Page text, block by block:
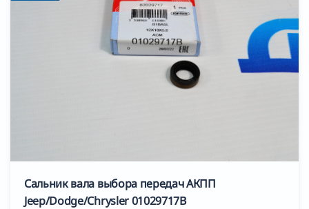
Сальник вала выбора передач АКПП
Jeep/Dodge/Chrysler 01029717B